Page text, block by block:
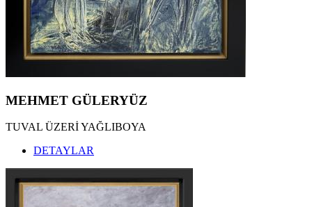
MEHMET GÜLERYÜZ
TUVAL ÜZERİ YAĞLIBOYA
DETAYLAR